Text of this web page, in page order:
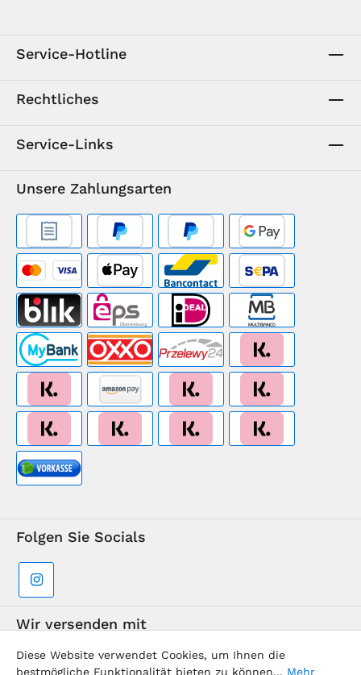
Service-Hotline
Rechtliches
Service-Links
Unsere Zahlungsarten
Folgen Sie Socials
Wir versenden mit
Diese Website verwendet Cookies, um Ihnen die
bestmögliche Funktionalität bieten zu können... Mehr